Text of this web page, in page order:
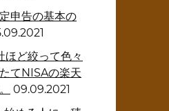
申告の基本の
ほど絞って色々
てNISAの楽天
09.09.2021